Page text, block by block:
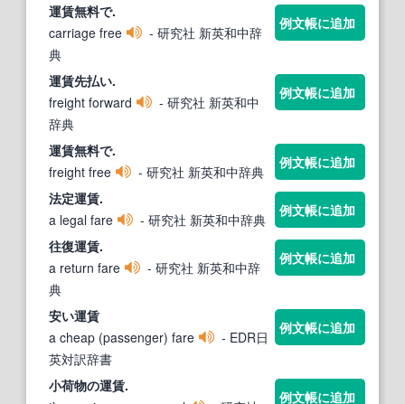
運賃無料で.
carriage free
- 研究社 新英和中辞
典
例文帳に追加
運賃先払い.
freight forward
- 研究社 新英和中
辞典
例文帳に追加
運賃無料で.
freight free
- 研究社 新英和中辞典
例文帳に追加
法定運賃.
a legal fare
- 研究社 新英和中辞典
例文帳に追加
往復運賃.
a return fare
- 研究社 新英和中辞
典
例文帳に追加
安い運賃
a cheap (passenger) fare
- EDR日
英対訳辞書
例文帳に追加
小荷物の運賃.
例文帳に追加